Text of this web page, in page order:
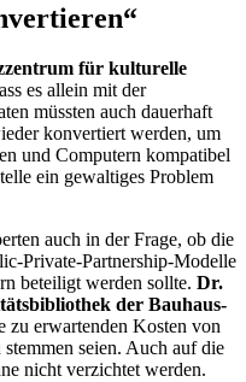
für kulturelle
es allein mit der
müssten auch dauerhaft
konvertiert werden, um
und Computern kompatibel
ein gewaltiges Problem
auch in der Frage, ob die
Private-Partnership-Modelle
beteiligt werden sollte. Dr.
der Bauhaus-
zu erwartenden Kosten von
seien. Auch auf die
nicht verzichtet werden.